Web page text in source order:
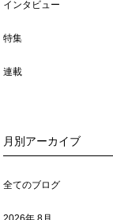
インタビュー
特集
連載
月別アーカイブ
全てのブログ